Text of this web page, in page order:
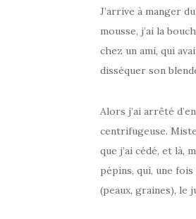
J’arrive à manger
mousse, j’ai la
chez un ami, qui
disséquer son
Alors j’ai arrêté
centrifugeuse.
que j’ai cédé, et là,
pépins, qui, une
(peaux, graines), le